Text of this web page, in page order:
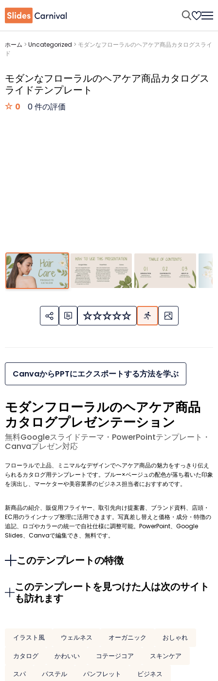
ホーム > Uncategorized > モダンなフローラルのヘアケア商品カタログスライ
ド
モダンなフローラルのヘアケア商品カタログス
ライドテンプレート
0 0 件の評価
CanvaからPPTにエクスポートする方法を学ぶ
モダンフローラルのヘアケア商品
カタログプレゼンテーション
無料Googleスライドテーマ・PowerPointテンプレート・
Canvaプレゼン対応
フローラルで上品、ミニマルなデザインでヘアケア商品の魅力をすっきり伝え
られるカタログ用テンプレートです。ブルー×ベージュの配色が落ち着いた印象
を演出し、マーケターや美容業界のビジネス担当者におすすめです。
新商品の紹介、販促用フライヤー、取引先向け提案書、ブランド資料、店頭・
EC用のラインナップ整理に活用できます。写真差し替えと価格・成分・特徴の
追記、ロゴやカラーの統一で自社仕様に調整可能。PowerPoint、Google
Slides、Canvaで編集でき、無料です。
このテンプレートの特徴
このテンプレートを見つけた人は次のサイト
も訪れます
イラスト風 ウェルネス オーガニック
おしゃれ
カタログ
かわいい コテージコア
スキンケア
スパ
パステル パンフレット
ビジネス